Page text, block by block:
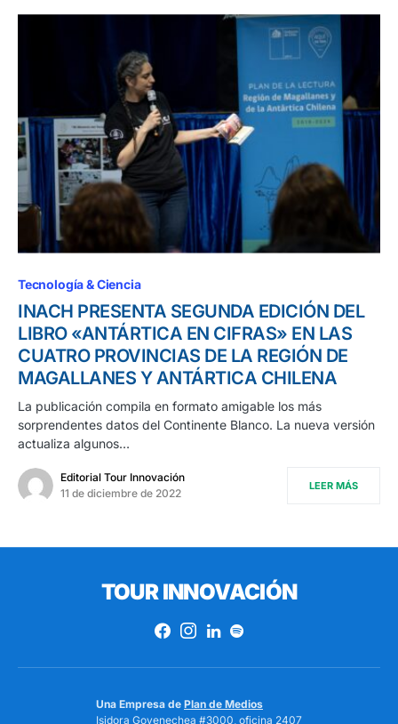
Tecnología & Ciencia
INACH PRESENTA SEGUNDA EDICIÓN DEL
LIBRO «ANTÁRTICA EN CIFRAS» EN LAS
CUATRO PROVINCIAS DE LA REGIÓN DE
MAGALLANES Y ANTÁRTICA CHILENA
La publicación compila en formato amigable los más
sorprendentes datos del Continente Blanco. La nueva versión
actualiza algunos…
Editorial Tour Innovación
11 de diciembre de 2022
LEER MÁS
TOUR INNOVACIÓN
Una Empresa de Plan de Medios
Isidora Goyenechea #3000, oficina 2407